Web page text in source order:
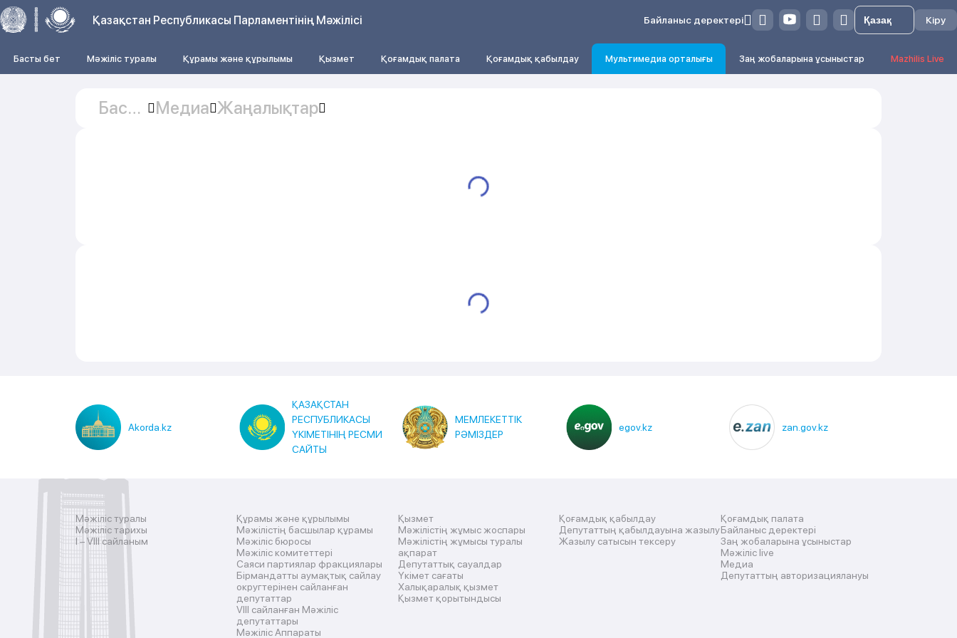
Қазақстан Республикасы Парламентінің Мәжілісі Байланыс деректері Кіру
Басты бет Мәжіліс туралы Құрамы және құрылымы Қызмет Қоғамдық палата Қоғамдық қабылдау Мультимедиа орталығы Заң жобаларына ұсыныстар Mazhilis Live
Басты
Медиа Жаңалықтар
Akorda.kz
ҚАЗАҚСТАН
РЕСПУБЛИКАСЫ
ҮКІМЕТІНІҢ РЕСМИ
САЙТЫ
МЕМЛЕКЕТТІК
РӘМІЗДЕР
egov.kz zan.gov.kz
Мәжіліс туралы
Мәжіліс тарихы
I – VIII сайланым
Құрамы және құрылымы
Мәжілістің басшылар құрамы
Мәжіліс бюросы
Мәжіліс комитеттері
Саяси партиялар фракциялары
Бірмандатты аумақтық сайлау
округтерінен сайланған
депутаттар
VIII сайланған Мәжіліс
депутаттары
Мәжіліс Аппараты
Қызмет
Мәжілістің жұмыс жоспары
Мәжілістің жұмысы туралы
ақпарат
Депутаттық сауалдар
Үкімет сағаты
Халықаралық қызмет
Қызмет қорытындысы
Қоғамдық қабылдау
Депутаттың қабылдауына жазылу
Жазылу сатысын тексеру
Қоғамдық палата
Байланыс деректері
Заң жобаларына ұсыныстар
Мәжіліс live
Медиа
Депутаттың авторизациялануы